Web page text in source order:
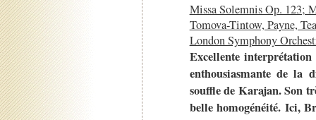
Missa Solemnis Op. 123;
Tomova-Tintow, Payne,
London Symphony
Excellente
enthousiasmante de la
souffle de Karajan. Son
belle homogénéité. Ici,